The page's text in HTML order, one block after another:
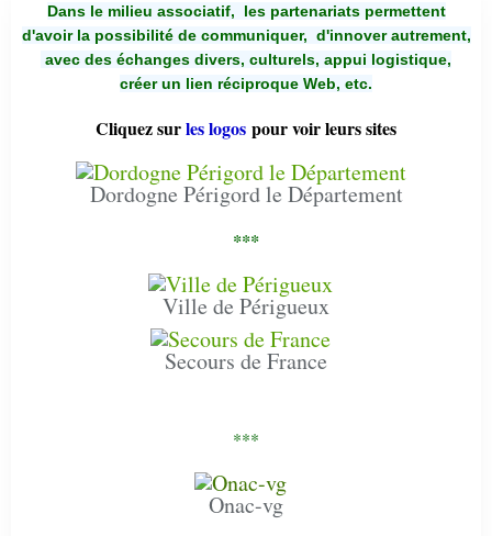
Dans le milieu associatif, les partenariats permettent
d'avoir la possibilité de communiquer, d'innover autrement,
avec des échanges divers, culturels, appui logistique,
créer un lien réciproque Web, etc.
Cliquez surles logos pour voir leurs sites
Dordogne Périgord le Département
***
Ville de Périgueux
Secours de France
***
Onac-vg